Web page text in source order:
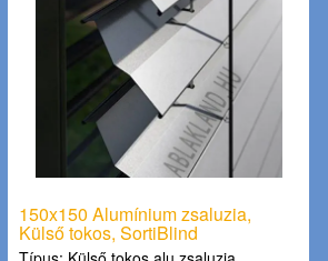
150x150 Alumínium zsaluzia,
Külső tokos, SortiBlind